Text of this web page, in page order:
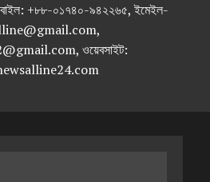
+৮৮-০১৭৪০-৯৪২২৬৫, ইমেইল-
ওয়েবসাইট: